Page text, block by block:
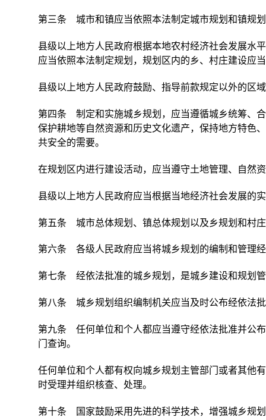
第三条 城市和镇应当依照本法制定城市规划和镇规
县级以上地方人民政府根据本地农村经济社会发展水
应当依照本法制定规划，规划区内的乡、村庄建设应
县级以上地方人民政府鼓励、指导前款规定以外的区
第四条 制定和实施城乡规划，应当遵循城乡统筹、
保护耕地等自然资源和历史文化遗产，保持地方特色
共安全的需要。
在规划区内进行建设活动，应当遵守土地管理、自然
县级以上地方人民政府应当根据当地经济社会发展的
第五条 城市总体规划、镇总体规划以及乡规划和村
第六条 各级人民政府应当将城乡规划的编制和管理
第七条 经依法批准的城乡规划，是城乡建设和规划
第八条 城乡规划组织编制机关应当及时公布经依法
第九条 任何单位和个人都应当遵守经依法批准并公
门查询。
任何单位和个人都有权向城乡规划主管部门或者其他
时受理并组织核查、处理。
第十条 国家鼓励采用先进的科学技术，增强城乡规